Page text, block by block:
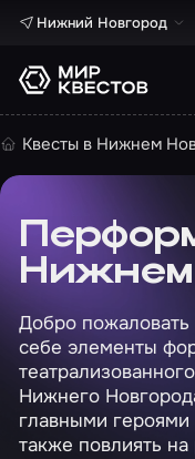
Нижний Новгород
Квесты в Нижнем
Нижнем
Добро
себе элементы
Нижнего
главными
также повлиять